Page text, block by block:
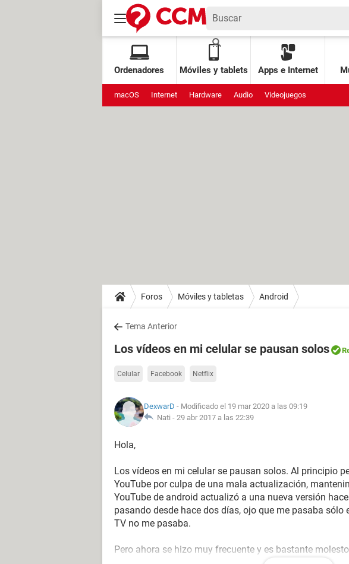
Ordenadores Móviles y tablets Apps e Internet
macOS Internet Hardware Audio Videojuegos
Foros Móviles y tabletas Android
Tema Anterior
Los vídeos en mi celular se pausan solos
Celular Facebook Netflix
DexwarD - Modificado el 19 mar 2020 a las 09:19
Nati - 29 abr 2017 a las 22:39
Hola,
Los vídeos en mi celular se pausan solos. Al principio
YouTube por culpa de una mala actualización,
YouTube de android actualizó a una nueva versión
pasando desde hace dos días, ojo que me pasaba sólo
TV no me pasaba.
Pero ahora se hizo muy frecuente y es bastante